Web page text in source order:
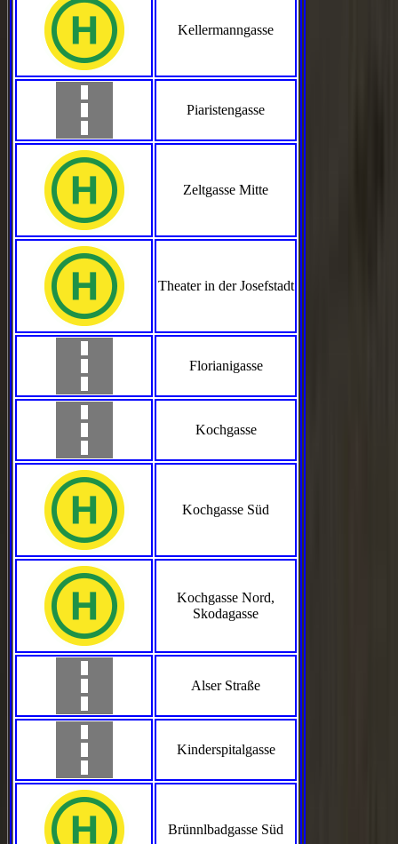
Kellermanngasse
Piaristengasse
Zeltgasse Mitte
Theater in der Josefstadt
Florianigasse
Kochgasse
Kochgasse Süd
Kochgasse Nord,
Skodagasse
Alser Straße
Kinderspitalgasse
Brünnlbadgasse Süd